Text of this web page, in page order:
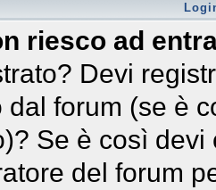
riesco ad
Devi
dal forum (se è
Se è così
del forum